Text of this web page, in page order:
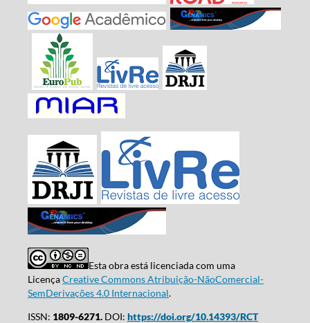
Esta obra está licenciada com uma
LicençaCreative Commons Atribuição-NãoComercial-
SemDerivações 4.0 Internacional.
ISSN: 1809-6271.DOI: https://doi.org/10.14393/RCT